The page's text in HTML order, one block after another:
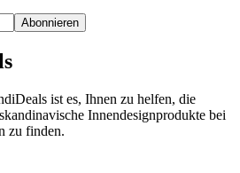
Abonnieren
ist es, Ihnen zu helfen, die
Innendesignprodukte bei
zu finden.